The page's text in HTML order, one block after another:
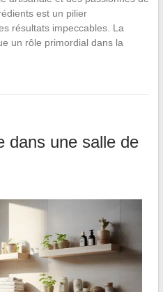
est un pilier
résultats impeccables. La
un rôle primordial dans la
dans une salle de